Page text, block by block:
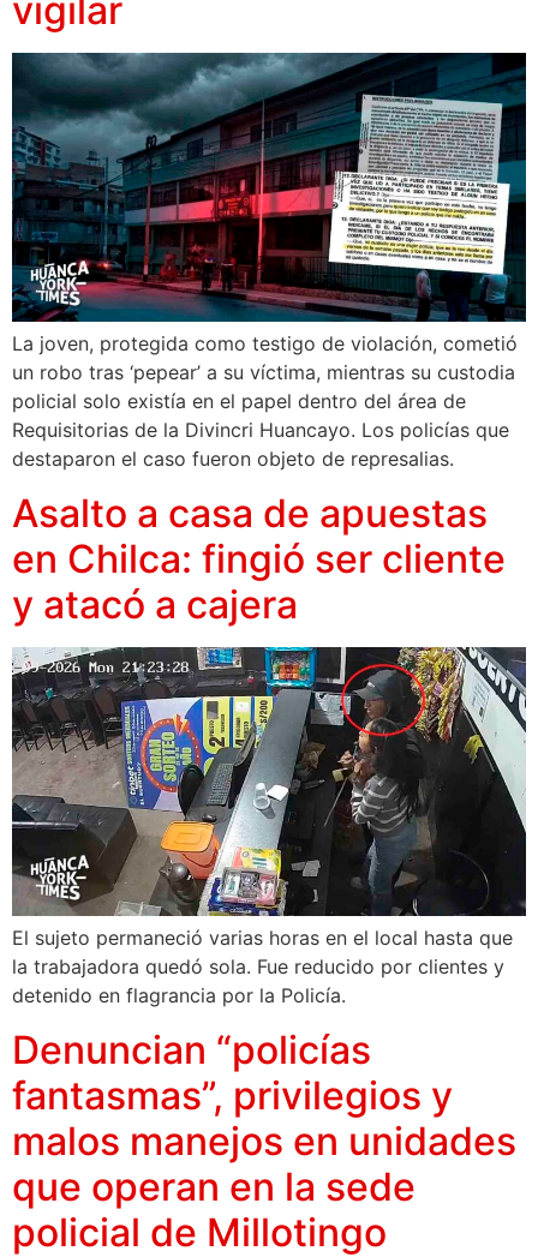
vigilar
La joven, protegida como testigo de violación, cometió
un robo tras ‘pepear’ a su víctima, mientras su custodia
policial solo existía en el papel dentro del área de
Requisitorias de la Divincri Huancayo. Los policías que
destaparon el caso fueron objeto de represalias.
Asalto a casa de apuestas
en Chilca: fingió ser cliente
y atacó a cajera
El sujeto permaneció varias horas en el local hasta que
la trabajadora quedó sola. Fue reducido por clientes y
detenido en flagrancia por la Policía.
Denuncian “policías
fantasmas”, privilegios y
malos manejos en unidades
que operan en la sede
policial de Millotingo